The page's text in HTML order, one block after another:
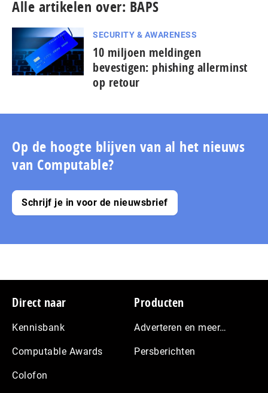
Alle artikelen over: BAPS
SECURITY & AWARENESS
10 miljoen meldingen
bevestigen: phishing allerminst
op retour
Op de hoogte blijven van al het nieuws
van Computable?
Schrijf je in voor de nieuwsbrief
Footer
Direct naar
Kennisbank
Computable Awards
Colofon
Producten
Adverteren en meer…
Persberichten